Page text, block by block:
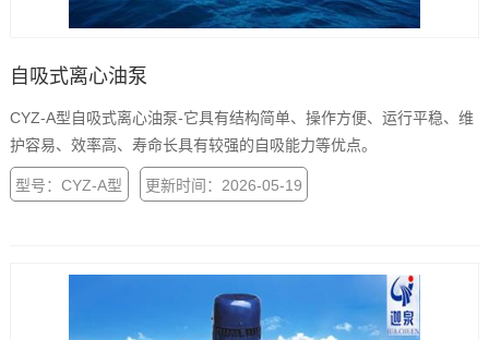
自吸式离心油泵
CYZ-A型自吸式离心油泵-它具有结构简单、操作方便、运行平稳、维
护容易、效率高、寿命长具有较强的自吸能力等优点。
型号：CYZ-A型 更新时间：2026-05-19